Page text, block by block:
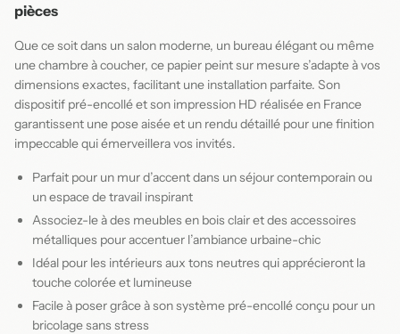
pièces
Que ce soit dans un salon moderne, un bureau élégant ou même
une chambre à coucher, ce papier peint sur mesure s’adapte à vos
dimensions exactes, facilitant une installation parfaite. Son
dispositif pré-encollé et son impression HD réalisée en France
garantissent une pose aisée et un rendu détaillé pour une finition
impeccable qui émerveillera vos invités.
Parfait pour un mur d’accent dans un séjour contemporain ou
un espace de travail inspirant
Associez-le à des meubles en bois clair et des accessoires
métalliques pour accentuer l’ambiance urbaine-chic
Idéal pour les intérieurs aux tons neutres qui apprécieront la
touche colorée et lumineuse
Facile à poser grâce à son système pré-encollé conçu pour un
bricolage sans stress